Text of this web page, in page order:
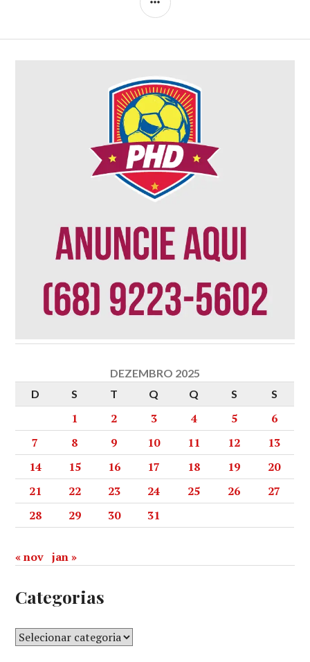
DEZEMBRO 2025
D
S T Q Q S S
1 2 3 4 5
6
7
8 9 10 11 12
13
14
15 16 17 18 19
20
21
22 23 24 25 26
27
28
29 30 31
« nov jan »
Categorias